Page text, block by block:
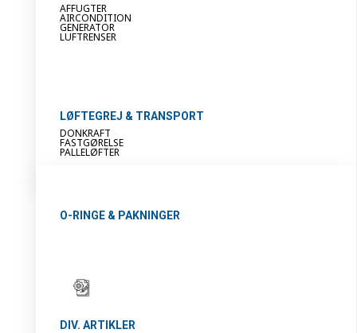
AFFUGTER
AIRCONDITION
GENERATOR
LUFTRENSER
LØFTEGREJ & TRANSPORT
DONKRAFT
FASTGØRELSE
PALLELØFTER
O-RINGE & PAKNINGER
DIV. ARTIKLER